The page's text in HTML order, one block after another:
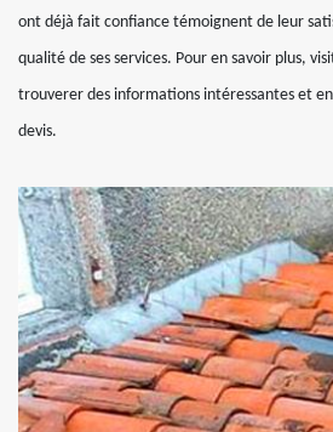
ont déjà fait confiance témoignent de leur
qualité de ses services. Pour en savoir plus,
trouverer des informations intéressantes et
devis.